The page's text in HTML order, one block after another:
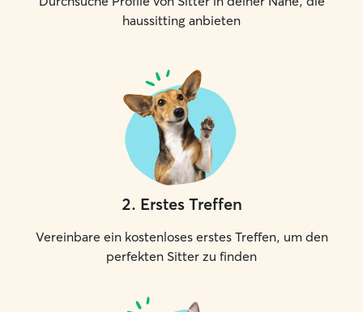
jedes Besuchs beobachte ich
aufmerksam das Verhalten Ihrer Katze.
sie entspannt und gesund? Sollten mir
Veränderungen oder Auffälligkeiten
auffallen, informiere ich Sie
selbstverständlich umgehend. Mir ist
wichtig, dass Ihre Katze sich auch
während Ihrer Abwesenheit sicher, gut
versorgt und möglichst entspannt fühlt.
haussitting anbieten
2. Erstes Treffen
Vereinbare ein kostenloses erstes Treffen, um den
perfekten Sitter zu finden